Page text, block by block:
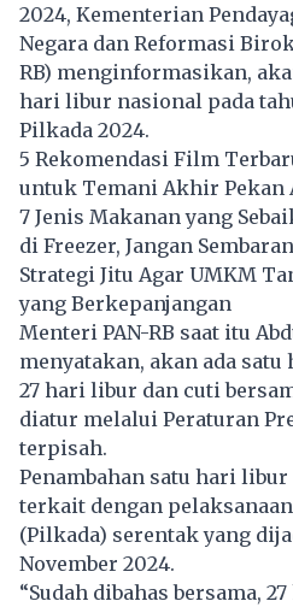
2024, Kementerian
Negara dan Reformasi
RB) menginformasikan,
hari libur nasional pada
Pilkada 2024.
5 Rekomendasi Film
untuk Temani Akhir Pekan
7 Jenis Makanan yang
di Freezer, Jangan
Strategi Jitu Agar UMKM
yang Berkepanjangan
Menteri PAN-RB saat itu
menyatakan, akan ada
27 hari libur dan cuti
diatur melalui Peraturan
terpisah.
Penambahan satu hari
terkait dengan pelaksanaan
(Pilkada) serentak yang
November 2024.
“Sudah dibahas bersama,